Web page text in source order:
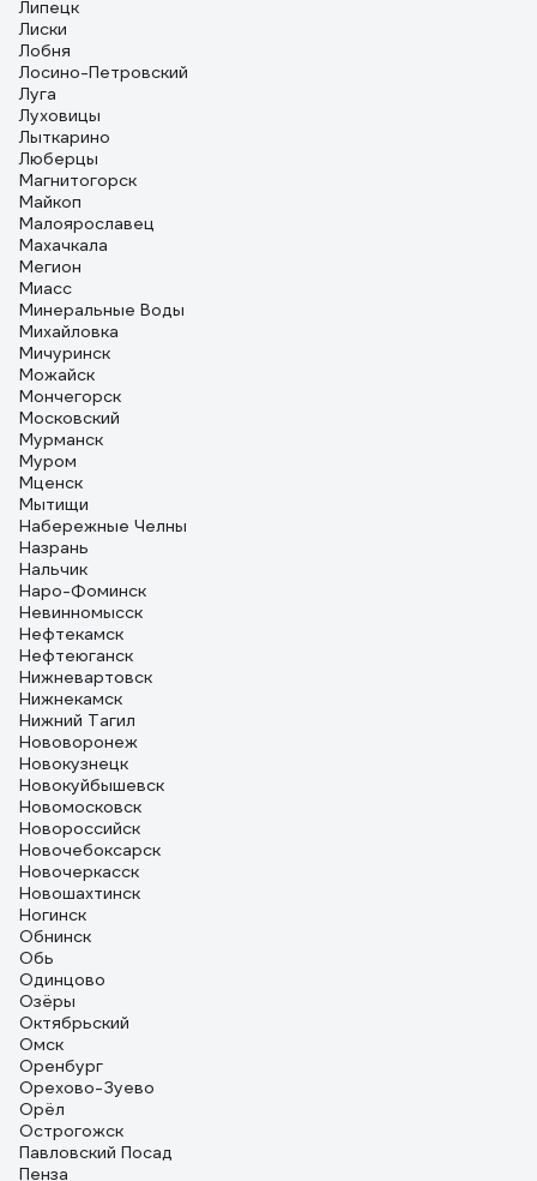
Липецк
Лиски
Лобня
Лосино-Петровский
Луга
Луховицы
Лыткарино
Люберцы
Магнитогорск
Майкоп
Малоярославец
Махачкала
Мегион
Миасс
Минеральные Воды
Михайловка
Мичуринск
Можайск
Мончегорск
Московский
Мурманск
Муром
Мценск
Мытищи
Набережные Челны
Назрань
Нальчик
Наро-Фоминск
Невинномысск
Нефтекамск
Нефтеюганск
Нижневартовск
Нижнекамск
Нижний Тагил
Нововоронеж
Новокузнецк
Новокуйбышевск
Новомосковск
Новороссийск
Новочебоксарск
Новочеркасск
Новошахтинск
Ногинск
Обнинск
Обь
Одинцово
Озёры
Октябрьский
Омск
Оренбург
Орехово-Зуево
Орёл
Острогожск
Павловский Посад
Пенза